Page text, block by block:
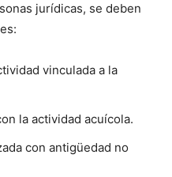
jurídicas, se deben
vinculada a la
la actividad acuícola.
con antigüedad no